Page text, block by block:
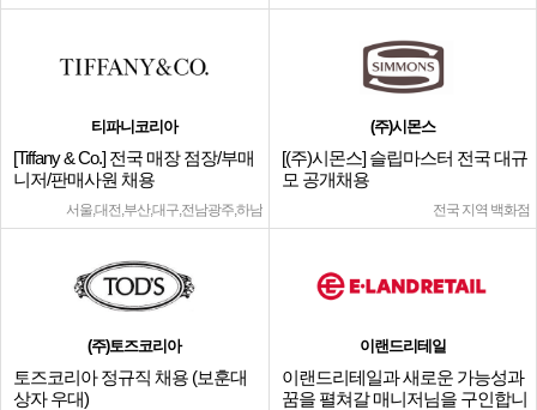
티파니코리아
[Tiffany & Co.] 전국 매장 점장/부매
니저/판매사원 채용
서울,대전,부산,대구,전남광주,하남
(주)시몬스
[(주)시몬스] 슬립마스터 전국 대규
모 공개채용
전국 지역 백화점
(주)토즈코리아
토즈코리아 정규직 채용 (보훈대
상자 우대)
이랜드리테일
이랜드리테일과 새로운 가능성과
꿈을 펼쳐갈 매니저님을 구인합니